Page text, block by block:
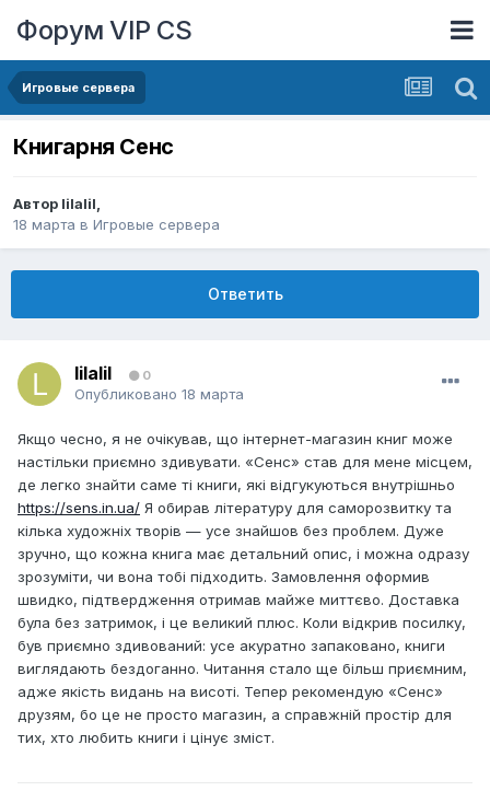
Форум VIP CS
Игровые сервера
Книгарня Сенс
Автор lilalil,
18 марта в Игровые сервера
Ответить
lilalil 0
Опубликовано 18 марта
Якщо чесно, я не очікував, що інтернет-магазин книг може
настільки приємно здивувати. «Сенс» став для мене місцем,
де легко знайти саме ті книги, які відгукуються внутрішньо
https://sens.in.ua/ Я обирав літературу для саморозвитку та
кілька художніх творів — усе знайшов без проблем. Дуже
зручно, що кожна книга має детальний опис, і можна одразу
зрозуміти, чи вона тобі підходить. Замовлення оформив
швидко, підтвердження отримав майже миттєво. Доставка
була без затримок, і це великий плюс. Коли відкрив посилку,
був приємно здивований: усе акуратно запаковано, книги
виглядають бездоганно. Читання стало ще більш приємним,
адже якість видань на висоті. Тепер рекомендую «Сенс»
друзям, бо це не просто магазин, а справжній простір для
тих, хто любить книги і цінує зміст.